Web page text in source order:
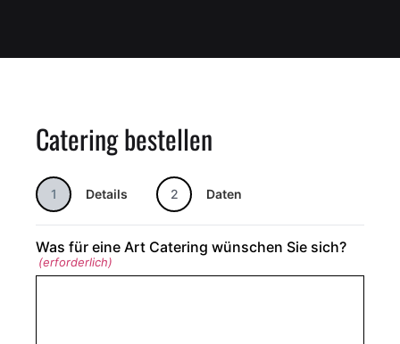
Catering bestellen
1 Details 2 Daten
Was für eine Art Catering wünschen Sie sich?
(erforderlich)